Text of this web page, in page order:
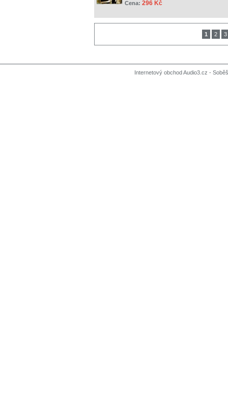
Cena: 296 Kč
1 2 3
Internetový obchod Audio3.cz -